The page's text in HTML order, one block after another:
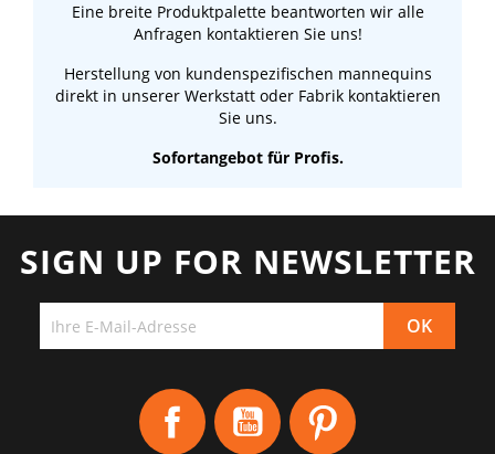
Eine breite Produktpalette beantworten wir alle
Anfragen kontaktieren Sie uns!
Herstellung von kundenspezifischen mannequins
direkt in unserer Werkstatt oder Fabrik kontaktieren
Sie uns.
Sofortangebot für Profis.
SIGN UP FOR NEWSLETTER
Facebook YouTube